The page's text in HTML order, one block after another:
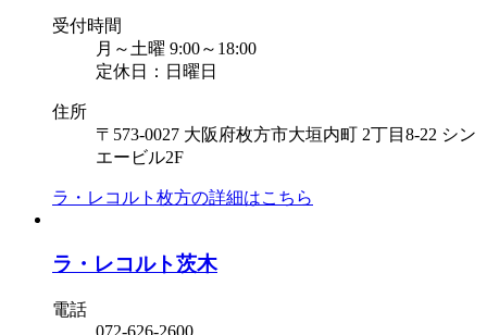
受付時間
月～土曜 9:00～18:00
定休日：日曜日
住所
〒573-0027 大阪府枚方市大垣内町 2丁目8-22 シン
エービル2F
ラ・レコルト枚方の詳細はこちら
ラ・レコルト茨木
電話
072-626-2600